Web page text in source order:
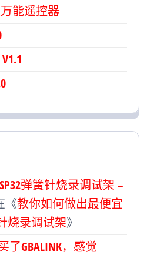
能遥控器
弹簧针烧录调试架 –
《教你如何做出最便宜
烧录调试架》
了GBALINK，感觉